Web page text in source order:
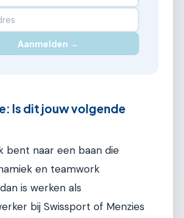
Aanmelden →
Is dit jouw volgende
bent naar een baan die
en teamwork
is werken als
bij Swissport of Menzies